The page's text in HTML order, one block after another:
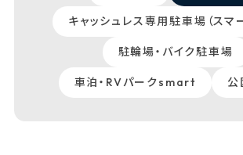
キャッシュレス専用駐車場（スマ
駐輪場・バイク駐車場
車泊・RVパークsmart 公